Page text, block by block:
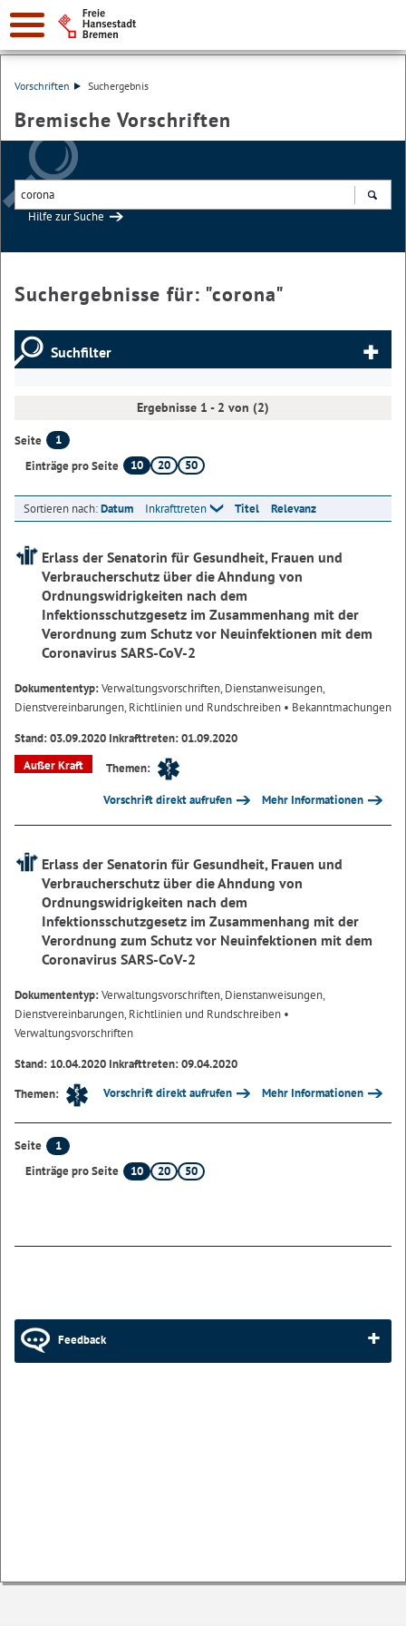
Vorschriften Suchergebnis
Bremische Vorschriften
Hilfe zur Suche
Suchergebnisse für: "corona"
Suchfilter
Ergebnisse 1 - 2 von (2)
Seite
1
Einträge pro Seite
10 20 50
Sortieren nach:Datum Inkrafttreten Titel Relevanz
Erlass der Senatorin für Gesundheit, Frauen und
Verbraucherschutz über die Ahndung von
Ordnungswidrigkeiten nach dem
Infektionsschutzgesetz im Zusammenhang mit der
Verordnung zum Schutz vor Neuinfektionen mit dem
Coronavirus SARS-CoV-2
Dokumententyp:Verwaltungsvorschriften, Dienstanweisungen,
Dienstvereinbarungen, Richtlinien und Rundschreiben • Bekanntmachungen
Stand: 03.09.2020 Inkrafttreten: 01.09.2020
Außer Kraft
Themen:
Vorschrift direkt aufrufen Mehr Informationen
Erlass der Senatorin für Gesundheit, Frauen und
Verbraucherschutz über die Ahndung von
Ordnungswidrigkeiten nach dem
Infektionsschutzgesetz im Zusammenhang mit der
Verordnung zum Schutz vor Neuinfektionen mit dem
Coronavirus SARS-CoV-2
Dokumententyp:Verwaltungsvorschriften, Dienstanweisungen,
Dienstvereinbarungen, Richtlinien und Rundschreiben •
Verwaltungsvorschriften
Stand: 10.04.2020 Inkrafttreten: 09.04.2020
Themen:
Vorschrift direkt aufrufen Mehr Informationen
Seite
1
Einträge pro Seite
10 20 50
Feedback